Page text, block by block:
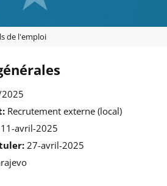
de l'emploi
Recrutement externe (local)
11-avril-2025
27-avril-2025